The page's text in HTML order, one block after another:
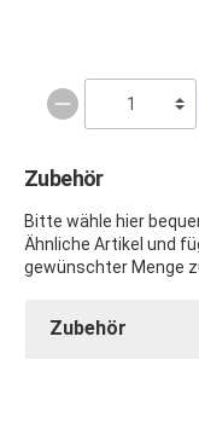
Zubehör
Bitte wähle hier
Ähnliche Artikel und
gewünschter Menge
Zubehör